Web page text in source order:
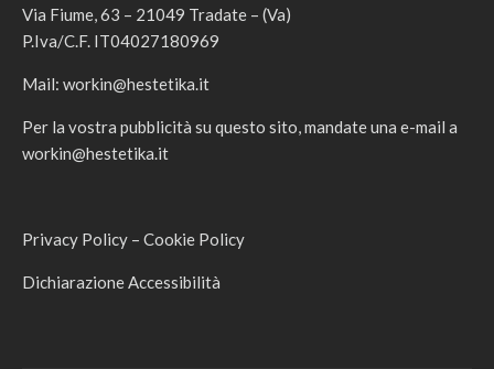
Via Fiume, 63 – 21049 Tradate – (Va)
P.Iva/C.F. IT04027180969
Mail: workin@hestetika.it
Per la vostra pubblicità su questo sito, mandate una e-mail a
workin@hestetika.it
Privacy Policy – Cookie Policy
Dichiarazione Accessibilità